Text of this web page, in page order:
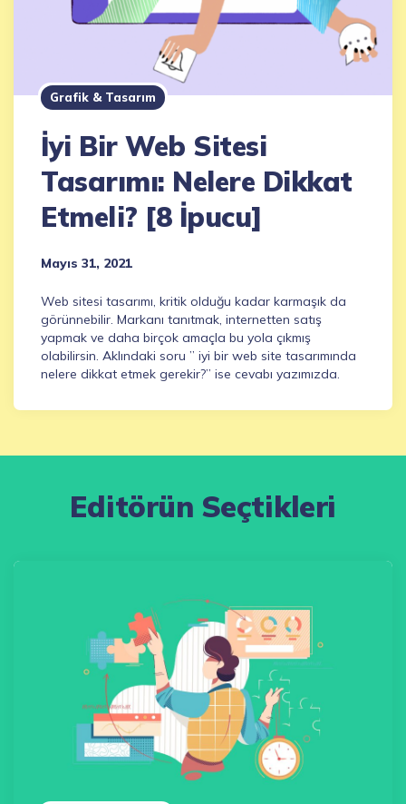
Grafik & Tasarım
İyi Bir Web Sitesi
Tasarımı: Nelere Dikkat
Etmeli? [8 İpucu]
Mayıs 31, 2021
Web sitesi tasarımı, kritik olduğu kadar karmaşık da
görünnebilir. Markanı tanıtmak, internetten satış
yapmak ve daha birçok amaçla bu yola çıkmış
olabilirsin. Aklındaki soru ” iyi bir web site tasarımında
nelere dikkat etmek gerekir?” ise cevabı yazımızda.
Editörün Seçtikleri